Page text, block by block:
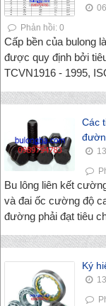
Phản hồi: 0
Cấp bền của bulong
được quy định bởi
TCVN1916 - 1995,
Các
Bu lông liên kết
và đai ốc cường độ
đường phải đạt tiêu
Ký